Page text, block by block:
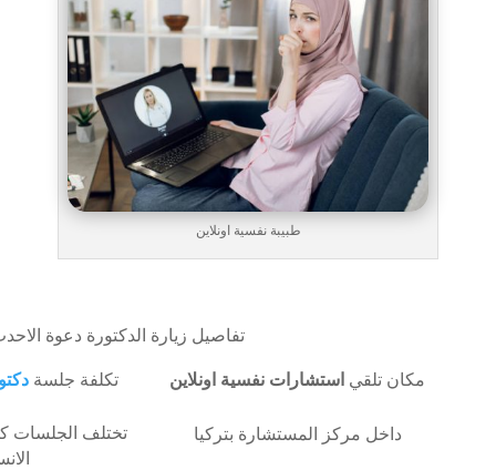
طبيبة نفسية اونلاين
تفاصيل زيارة الدكتورة دعوة
مكان تلقي استشارات نفسية اونلاين تكلفة جلسة
داخل مركز المستشارة بتركيا
تختلف الجلسات